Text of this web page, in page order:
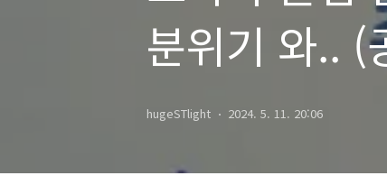
분위기 와.. (
타임라인 등
hugeSTlight 2024. 5. 11. 20:06